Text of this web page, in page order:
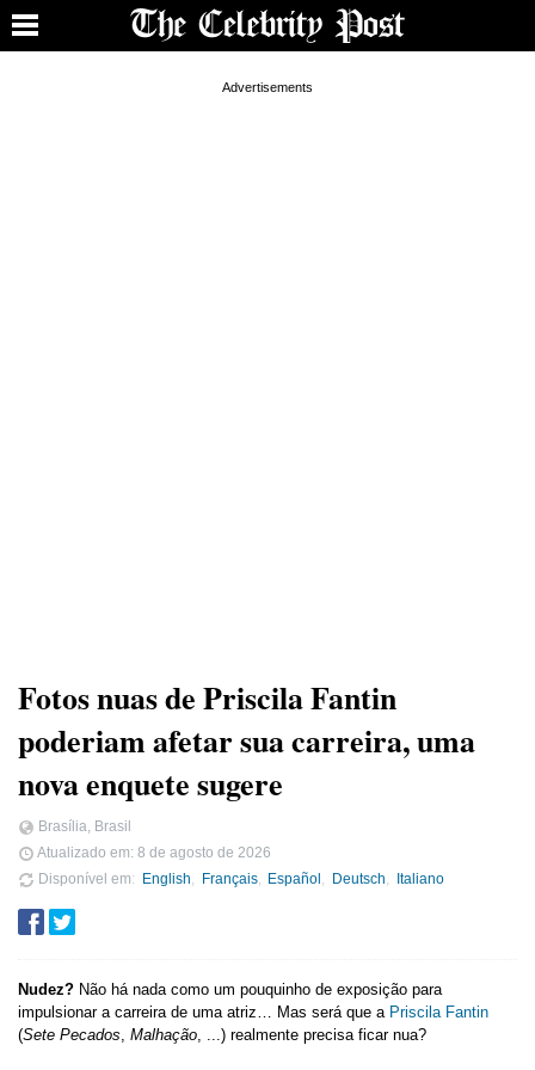
Fotos nuas de Priscila Fantin
poderiam afetar sua carreira, uma
nova enquete sugere
Brasília, Brasil
Atualizado em: 8 de agosto de 2026
Disponível em
English Français Español Deutsch Italiano
Nudez? Não há nada como um pouquinho de exposição para
impulsionar a carreira de uma atriz… Mas será que a Priscila Fantin
(Sete Pecados, Malhação, ...) realmente precisa ficar nua?